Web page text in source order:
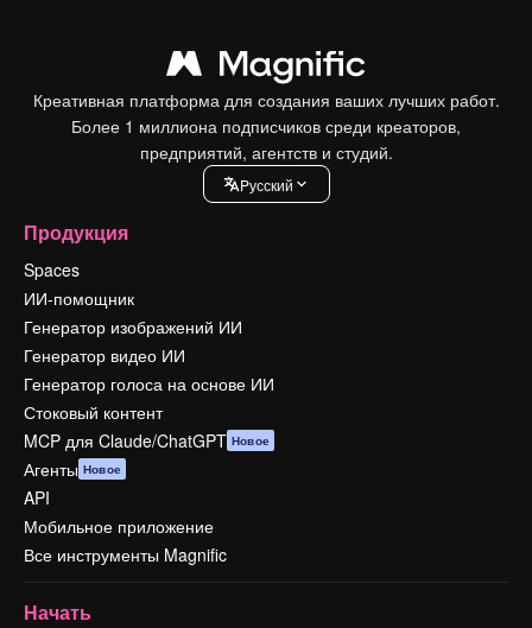
Креативная платформа для создания ваших лучших работ.
Более 1 миллиона подписчиков среди креаторов,
предприятий, агентств и студий.
Pусский
Продукция
Spaces
ИИ-помощник
Генератор изображений ИИ
Генератор видео ИИ
Генератор голоса на основе ИИ
Стоковый контент
MCP для Claude/ChatGPT Новое
Агенты Новое
API
Мобильное приложение
Все инструменты Magnific
Начать